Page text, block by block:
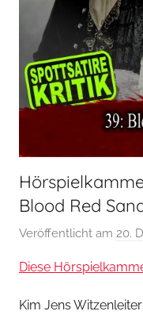
Blood Red
Veröffentlicht am 20.
Diese
Kim Jens